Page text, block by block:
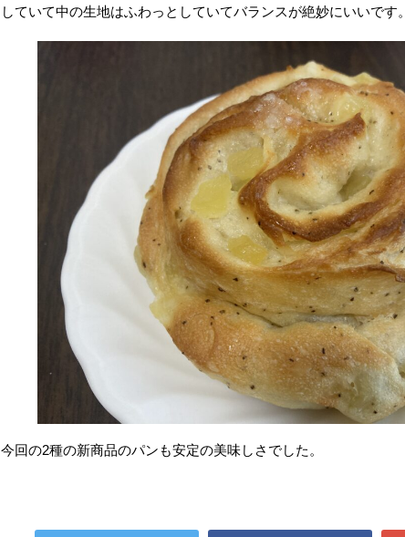
していて中の生地はふわっとしていてバランスが絶妙にいいです。
今回の2種の新商品のパンも安定の美味しさでした。